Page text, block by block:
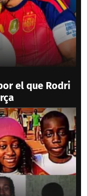
el que Rodri